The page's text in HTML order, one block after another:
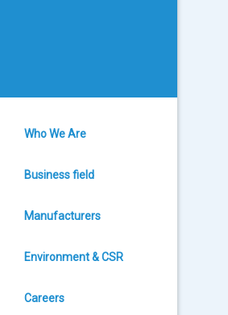
Who We Are
Business field
Manufacturers
Environment & CSR
Careers